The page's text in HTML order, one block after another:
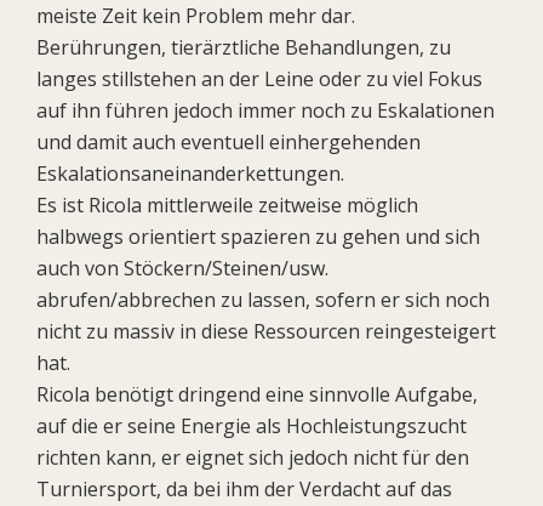
meiste Zeit kein Problem mehr dar.
Berührungen, tierärztliche Behandlungen, zu
langes stillstehen an der Leine oder zu viel Fokus
auf ihn führen jedoch immer noch zu Eskalationen
und damit auch eventuell einhergehenden
Eskalationsaneinanderkettungen.
Es ist Ricola mittlerweile zeitweise möglich
halbwegs orientiert spazieren zu gehen und sich
auch von Stöckern/Steinen/usw.
abrufen/abbrechen zu lassen, sofern er sich noch
nicht zu massiv in diese Ressourcen reingesteigert
hat.
Ricola benötigt dringend eine sinnvolle Aufgabe,
auf die er seine Energie als Hochleistungszucht
richten kann, er eignet sich jedoch nicht für den
Turniersport, da bei ihm der Verdacht auf das